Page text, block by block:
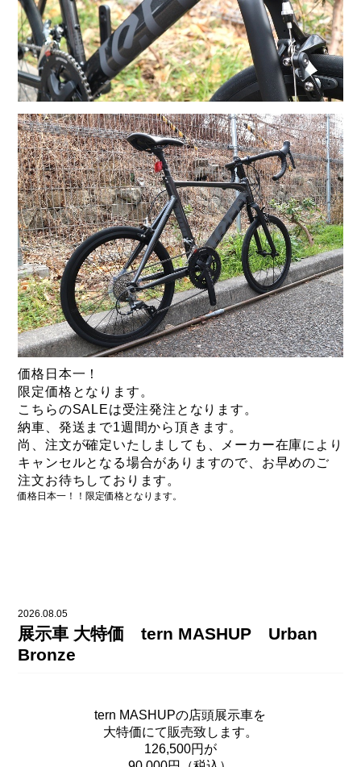
価格日本一！
限定価格となります。
こちらのSALEは受注発注となります。
納車、発送まで1週間から頂きます。
尚、注文が確定いたしましても、
メーカー在庫により
キャンセルとなる場合がありますので、 お早めのご
注文お待ちしております。
価格日本一！！限定価格となります。
2026.08.05
展示車 大特価 tern MASHUP Urban
Bronze
tern MASHUPの店頭展示車を
大特価にて販売致します。
126,500円が